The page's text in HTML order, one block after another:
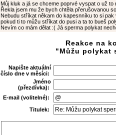
Můj kluk a já se chceme poprvé vyspat o už to
Řekla jsem mu že bych chtěla přerušovanou
Nebudu stříkat někam do kapesnníku to si
pokud ti to můžu stříkat do pusi a ta to bueš
Nevím co mám dělat :( Já sperma polykat
Reakce na
"Můžu polykat
Napište aktuální
číslo dne v měsíci:
Jméno
(přezdívka):
E-mail (volitelné):
Titulek: